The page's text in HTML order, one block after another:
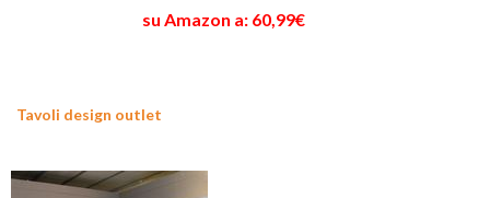
su Amazon a: 60,99€
Tavoli design outlet